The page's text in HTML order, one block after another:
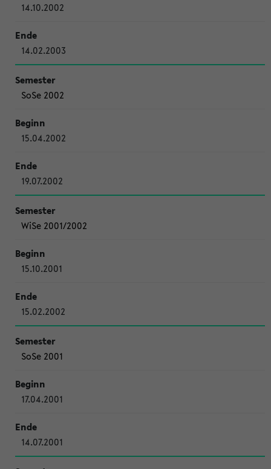
14.10.2002
14.02.2003
SoSe 2002
15.04.2002
19.07.2002
WiSe 2001/2002
15.10.2001
15.02.2002
SoSe 2001
17.04.2001
14.07.2001